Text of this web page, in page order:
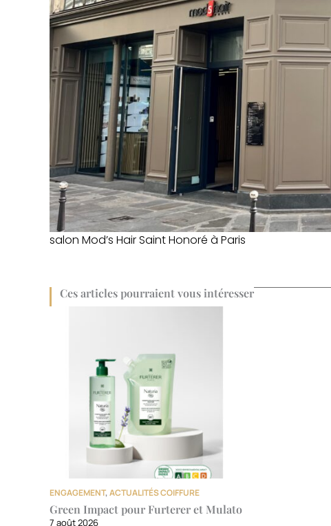
salon Mod’s Hair Saint Honoré à Paris
Ces articles pourraient vous intéresser
ENGAGEMENT,ACTUALITÉS COIFFURE
Green Impact pour Furterer et Mulato
7 août 2026